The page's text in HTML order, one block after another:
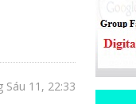
Sáu 11, 22:33